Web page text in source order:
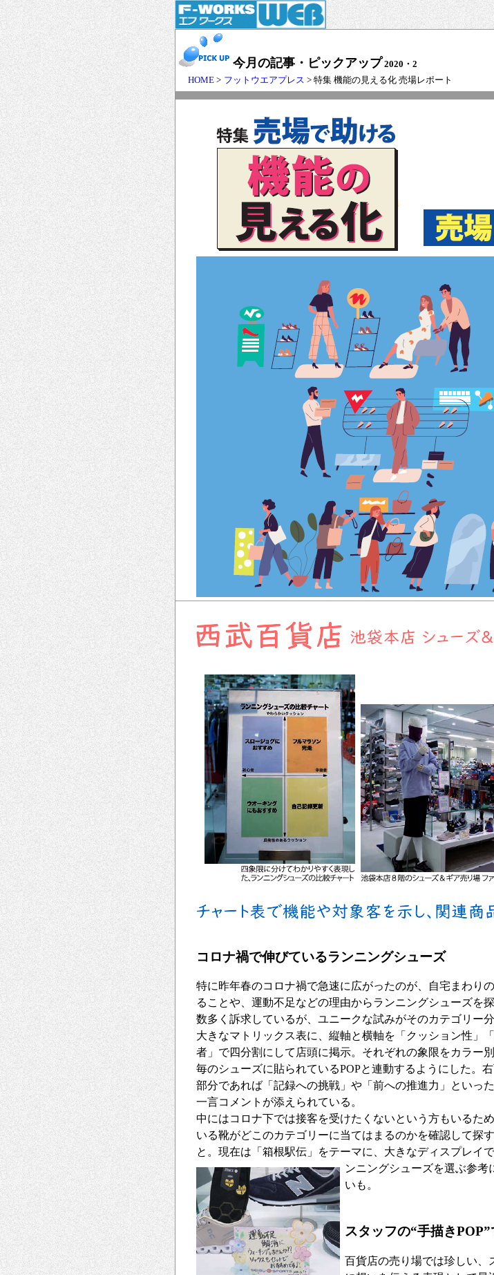
今月の記事・ピックアップ 2020・2
HOME > フットウエアプレス > 特集 機能の見える化 売場レポート
コロナ禍で伸びているランニングシューズ
特に昨年春のコロナ禍で急速に広がったのが、自宅まわり
ることや、運動不足などの理由からランニングシューズを
数多く訴求しているが、ユニークな試みがそのカテゴリー分
大きなマトリックス表に、縦軸と横軸を「クッション性」
者」で四分割にして店頭に掲示。それぞれの象限をカラー
毎のシューズに貼られているPOPと連動するようにした。
部分であれば「記録への挑戦」や「前への推進力」といっ
一言コメントが添えられている。
中にはコロナ下では接客を受けたくないという方もいるた
いる靴がどこのカテゴリーに当てはまるのかを確認して探
と。現在は「箱根駅伝」をテーマに、大きなディスプレイ
ンニングシューズを選ぶ参考
いも。
スタッフの“手描き
百貨店の売り場では珍しい、